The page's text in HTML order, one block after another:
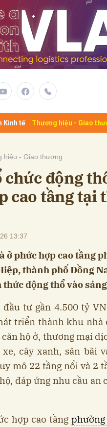
Kinh tế Thương hiệu - Giao
hiệu - Giao thương
chức động
cao tầng tại
13:37
ở phức hợp cao tầng
thành phố Đồng
động thổ vào
đầu tư gần 4.500 tỷ
triển thành khu nhà
căn hộ ở, thương mại
cây xanh, sân bãi
mô 22 tầng nổi và 2
đáp ứng nhu cầu an
hợp cao tầng
Gửi bình luận